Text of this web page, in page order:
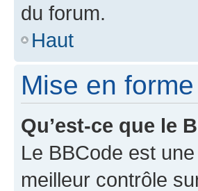
du forum.
Haut
Mise en
Qu’est-ce que le
Le BBCode est
meilleur contrôle